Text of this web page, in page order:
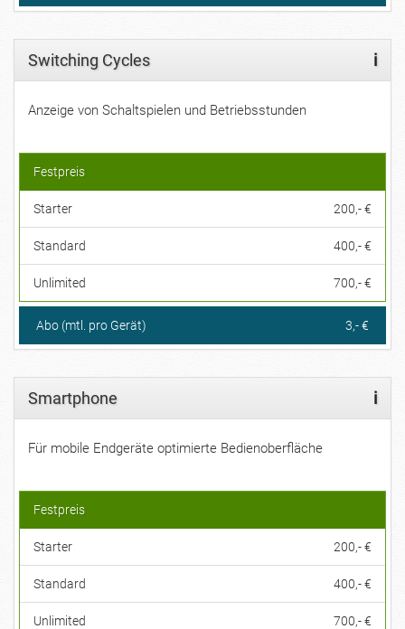
Switching Cycles i
Anzeige von Schaltspielen und Betriebsstunden
Festpreis
Starter 200,- €
Standard 400,- €
Unlimited 700,- €
Abo (mtl. pro Gerät) 3,- €
Smartphone i
Für mobile Endgeräte optimierte Bedienoberfläche
Festpreis
Starter 200,- €
Standard 400,- €
Unlimited 700,- €